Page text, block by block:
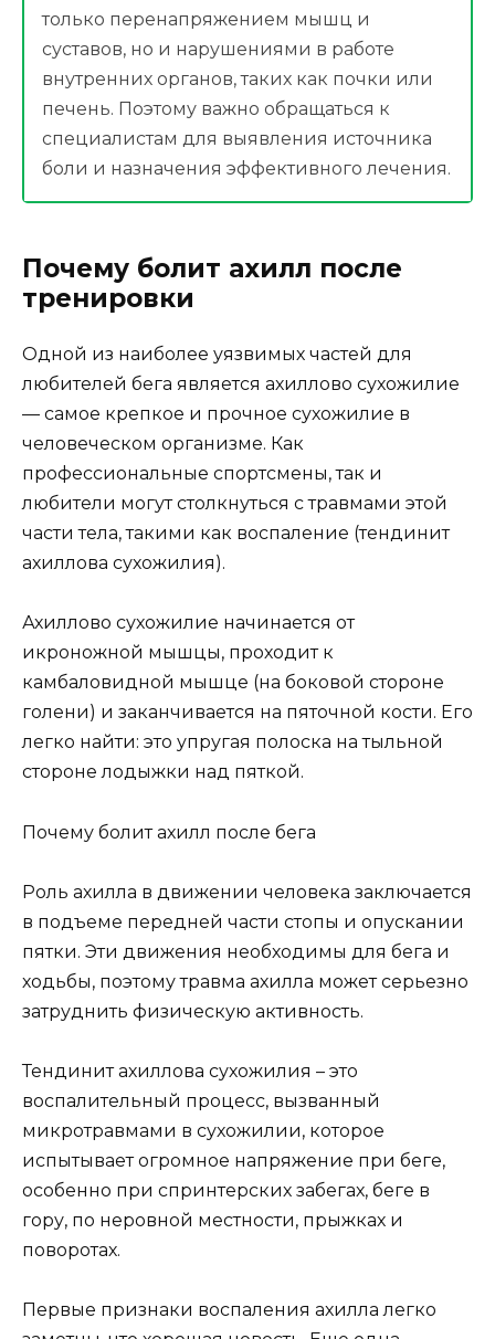
только перенапряжением мышц и
суставов, но и нарушениями в работе
внутренних органов, таких как почки или
печень. Поэтому важно обращаться к
специалистам для выявления источника
боли и назначения эффективного лечения.
Почему болит ахилл после
тренировки
Одной из наиболее уязвимых частей для
любителей бега является ахиллово сухожилие
— самое крепкое и прочное сухожилие в
человеческом организме. Как
профессиональные спортсмены, так и
любители могут столкнуться с травмами этой
части тела, такими как воспаление (тендинит
ахиллова сухожилия).
Ахиллово сухожилие начинается от
икроножной мышцы, проходит к
камбаловидной мышце (на боковой стороне
голени) и заканчивается на пяточной кости. Его
легко найти: это упругая полоска на тыльной
стороне лодыжки над пяткой.
Почему болит ахилл после бега
Роль ахилла в движении человека заключается
в подъеме передней части стопы и опускании
пятки. Эти движения необходимы для бега и
ходьбы, поэтому травма ахилла может серьезно
затруднить физическую активность.
Тендинит ахиллова сухожилия – это
воспалительный процесс, вызванный
микротравмами в сухожилии, которое
испытывает огромное напряжение при беге,
особенно при спринтерских забегах, беге в
гору, по неровной местности, прыжках и
поворотах.
Первые признаки воспаления ахилла легко